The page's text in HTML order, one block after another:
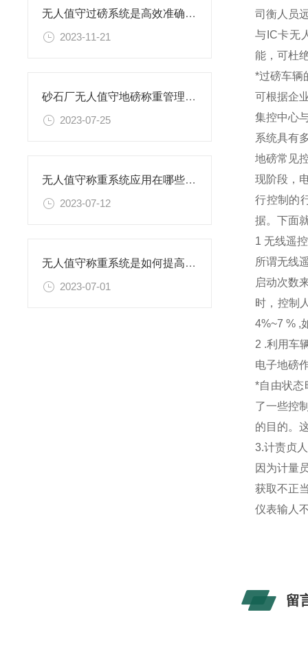
无人值守过磅系统是高效准确的称重管理
2023-11-21
砂石厂无人值守地磅称重管理系统解读
2023-07-25
无人值守称重系统应用在哪些企业
2023-07-12
无人值守称重系统是如何提高过磅工作效率的
2023-07-01
司衡人员
与IC卡无
能，可杜
*过磅车辆
可根据企
集控中心
系统具有
地磅常见
现阶段，
行控制的
据。下面
1 无线遥
所谓无线
启动次数
时，控制
4%~7 % ,
2 .利用车
电子地磅
*自由状态
了一些控
的目的。
3.计责贞
因为计量
获取不正
仪表输人
留